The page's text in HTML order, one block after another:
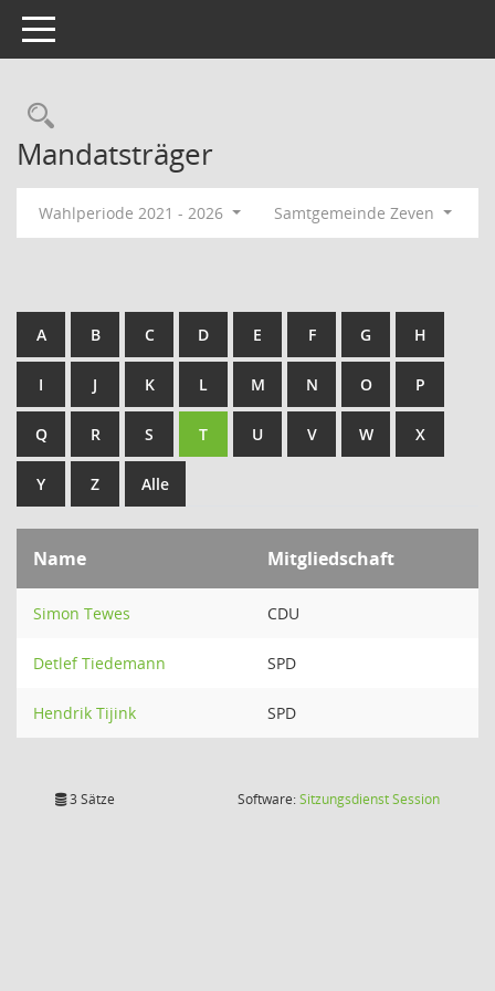
Toggle navigation
Rechercheauswahl
Mandatsträger
Wahlperiode 2021 - 2026 Samtgemeinde Zeven
A B C D E F G H
I J K L M N O P
Q R S T U V W X
Y Z Alle
Name Mitgliedschaft
Simon Tewes CDU
Detlef Tiedemann SPD
Hendrik Tijink SPD
3 Sätze Software:SitzungsdienstSession(Wird in